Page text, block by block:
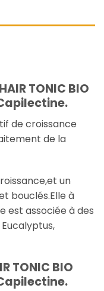
TONIC BIO
de croissance
de la
un
bouclés.Elle à
est associée à des
TONIC BIO